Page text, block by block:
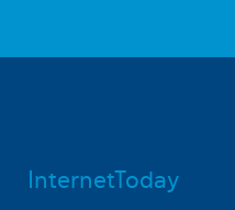
InternetToday